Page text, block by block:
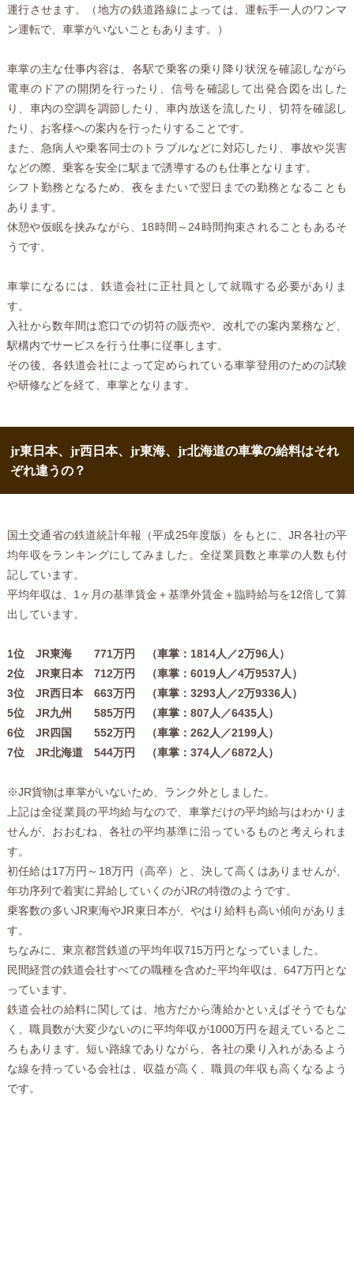
運行させます。（地方の鉄道路線によっては、運転手一人のワンマ
ン運転で、車掌がいないこともあります。）
車掌の主な仕事内容は、各駅で乗客の乗り降り状況を確認しながら
電車のドアの開閉を行ったり、信号を確認して出発合図を出した
り、車内の空調を調節したり、車内放送を流したり、切符を確認し
たり、お客様への案内を行ったりすることです。
また、急病人や乗客同士のトラブルなどに対応したり、事故や災害
などの際、乗客を安全に駅まで誘導するのも仕事となります。
シフト勤務となるため、夜をまたいで翌日までの勤務となることも
あります。
休憩や仮眠を挟みながら、18時間～24時間拘束されることもあるそ
うです。
車掌になるには、鉄道会社に正社員として就職する必要がありま
す。
入社から数年間は窓口での切符の販売や、改札での案内業務など、
駅構内でサービスを行う仕事に従事します。
その後、各鉄道会社によって定められている車掌登用のための試験
や研修などを経て、車掌となります。
jr東日本、jr西日本、jr東海、jr北海道の車掌の給料はそれ
ぞれ違うの？
国土交通省の鉄道統計年報（平成25年度版）をもとに、JR各社の平
均年収をランキングにしてみました。全従業員数と車掌の人数も付
記しています。
平均年収は、1ヶ月の基準賃金＋基準外賃金＋臨時給与を12倍して算
出しています。
1位 JR東海 771万円 （車掌：1814人／2万96人）
2位 JR東日本 712万円 （車掌：6019人／4万9537人）
3位 JR西日本 663万円 （車掌：3293人／2万9336人）
5位 JR九州 585万円 （車掌：807人／6435人）
6位 JR四国 552万円 （車掌：262人／2199人）
7位 JR北海道 544万円 （車掌：374人／6872人）
※JR貨物は車掌がいないため、ランク外としました。
上記は全従業員の平均給与なので、車掌だけの平均給与はわかりま
せんが、おおむね、各社の平均基準に沿っているものと考えられま
す。
初任給は17万円～18万円（高卒）と、決して高くはありませんが、
年功序列で着実に昇給していくのがJRの特徴のようです。
乗客数の多いJR東海やJR東日本が、やはり給料も高い傾向がありま
す。
ちなみに、東京都営鉄道の平均年収715万円となっていました。
民間経営の鉄道会社すべての職種を含めた平均年収は、647万円とな
っています。
鉄道会社の給料に関しては、地方だから薄給かといえばそうでもな
く、職員数が大変少ないのに平均年収が1000万円を超えているとこ
ろもあります。短い路線でありながら、各社の乗り入れがあるよう
な線を持っている会社は、収益が高く、職員の年収も高くなるよう
です。